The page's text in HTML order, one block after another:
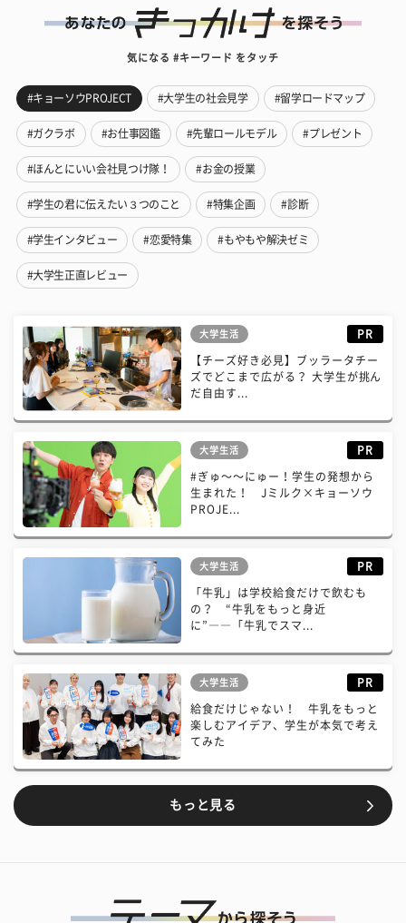
気になる #キーワード をタッチ
#キョーソウPROJECT #大学生の社会見学 #留学ロードマップ
#ガクラボ #お仕事図鑑 #先輩ロールモデル #プレゼント
#ほんとにいい会社見つけ隊！ #お金の授業
#学生の君に伝えたい３つのこと #特集企画 #診断
#学生インタビュー #恋愛特集 #もやもや解決ゼミ
#大学生正直レビュー
大学生活 PR
【チーズ好き必見】ブッラータチー
ズでどこまで広がる？ 大学生が挑ん
だ自由す...
大学生活 PR
#ぎゅ〜〜にゅー！学生の発想から
生まれた！ Jミルク×キョーソウ
PROJE...
大学生活 PR
「牛乳」は学校給食だけで飲むも
の？ “牛乳をもっと身近
に”――「牛乳でスマ...
大学生活 PR
給食だけじゃない！ 牛乳をもっと
楽しむアイデア、学生が本気で考え
てみた
もっと見る